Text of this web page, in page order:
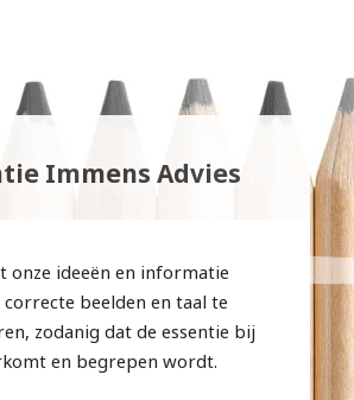
Immens Advies
onze ideeën en informatie
beelden en taal te
zodanig dat de essentie bij
en begrepen wordt.